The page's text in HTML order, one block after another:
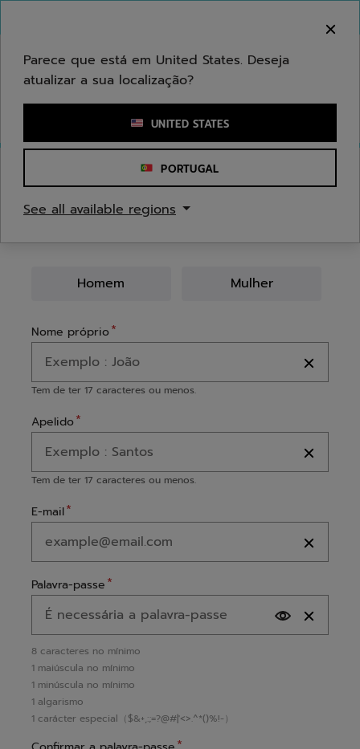
Introduzir uma palavra-chave ou um número de artigo
LIGAÇÃO
Homem Mulher
Nome próprio
Tem de ter 17 caracteres ou menos.
Apelido
Tem de ter 17 caracteres ou menos.
E-mail
Palavra-passe
8 caracteres no mínimo
1 maiúscula no mínimo
1 minúscula no mínimo
1 algarismo
1 carácter especial（$&+,:;=?@#|'<>.^*()%!-）
Parece que está em United States. Deseja
atualizar a sua localização?
UNITED STATES
PORTUGAL
See all available regions